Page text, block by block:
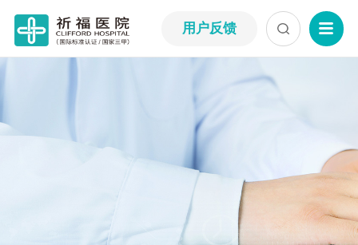
用户反馈